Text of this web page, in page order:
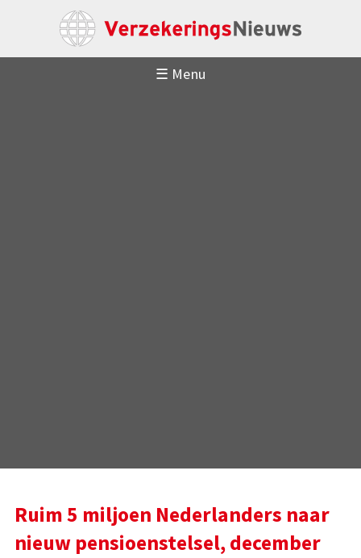
☰ Menu
Ruim 5 miljoen Nederlanders naar
nieuw pensioenstelsel, december